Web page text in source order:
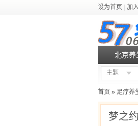
设为首页 加
北京养
主题
首页 » 足疗养
梦之